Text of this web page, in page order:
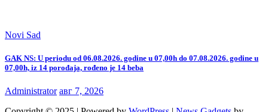
Novi Sad
GAK NS: U periodu od 06.08.2026. godine u 07,00h do 07.08.2026. godine u
07,00h, iz 14 porođaja, rođeno je 14 beba
Administrator авг 7, 2026